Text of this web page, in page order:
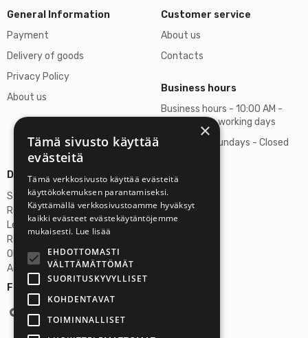
General Information
Payment
Delivery of goods
Privacy Policy
About us
Customer service
About us
Contacts
Business hours
Business hours - 10:00 AM -
06:00 PM on working days
Saturdays, Sundays - Closed
Follow us:
Details
Stardust Finland Oy
Registration no: 2972445-9
Legal Address
Rantatie 37 C75, 33250 Tampere
OP Tampere
Account No.: FI6357300820922629
×
Tämä sivusto käyttää
evästeitä
Tämä verkkosivusto käyttää evästeitä
käyttökokemuksen parantamiseksi.
Käyttämällä verkkosivustoamme hyväksyt
kaikki evästeet evästekäytäntöjemme
mukaisesti. Lue lisää
EHDOTTOMASTI
VÄLTTÄMÄTTÖMÄT
SUORITUSKYVYLLISET
KOHDENTAVAT
TOIMINNALLISET